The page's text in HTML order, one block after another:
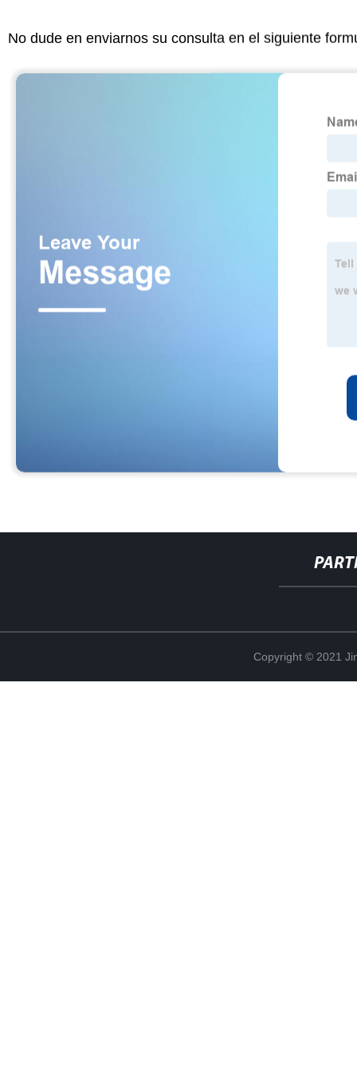
No dude en enviarnos su consulta en el siguiente
Copyright © 2021